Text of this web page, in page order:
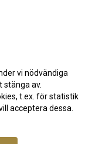
vi nödvändiga
stänga av.
t.ex. för statistik
acceptera dessa.